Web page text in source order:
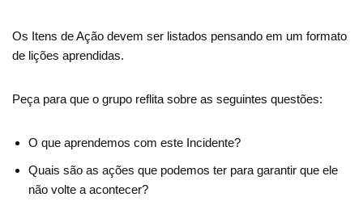
Os Itens de Ação devem ser listados pensando em um formato
de lições aprendidas.
Peça para que o grupo reflita sobre as seguintes questões:
O que aprendemos com este Incidente?
Quais são as ações que podemos ter para garantir que ele
não volte a acontecer?